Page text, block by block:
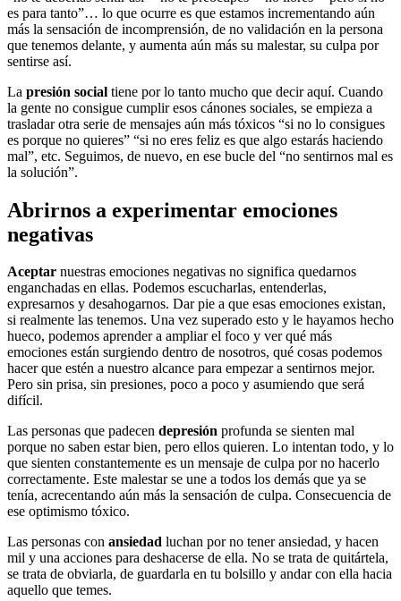
es para tanto”… lo que ocurre es que estamos incrementando aún
más la sensación de incomprensión, de no validación en la persona
que tenemos delante, y aumenta aún más su malestar, su culpa por
sentirse así.
La presión social tiene por lo tanto mucho que decir aquí. Cuando
la gente no consigue cumplir esos cánones sociales, se empieza a
trasladar otra serie de mensajes aún más tóxicos “si no lo consigues
es porque no quieres” “si no eres feliz es que algo estarás haciendo
mal”, etc. Seguimos, de nuevo, en ese bucle del “no sentirnos mal es
la solución”.
Abrirnos a experimentar emociones
negativas
Aceptar nuestras emociones negativas no significa quedarnos
enganchadas en ellas. Podemos escucharlas, entenderlas,
expresarnos y desahogarnos. Dar pie a que esas emociones existan,
si realmente las tenemos. Una vez superado esto y le hayamos hecho
hueco, podemos aprender a ampliar el foco y ver qué más
emociones están surgiendo dentro de nosotros, qué cosas podemos
hacer que estén a nuestro alcance para empezar a sentirnos mejor.
Pero sin prisa, sin presiones, poco a poco y asumiendo que será
difícil.
Las personas que padecen depresión profunda se sienten mal
porque no saben estar bien, pero ellos quieren. Lo intentan todo, y lo
que sienten constantemente es un mensaje de culpa por no hacerlo
correctamente. Este malestar se une a todos los demás que ya se
tenía, acrecentando aún más la sensación de culpa. Consecuencia de
ese optimismo tóxico.
Las personas con ansiedad luchan por no tener ansiedad, y hacen
mil y una acciones para deshacerse de ella. No se trata de quitártela,
se trata de obviarla, de guardarla en tu bolsillo y andar con ella hacia
aquello que temes.